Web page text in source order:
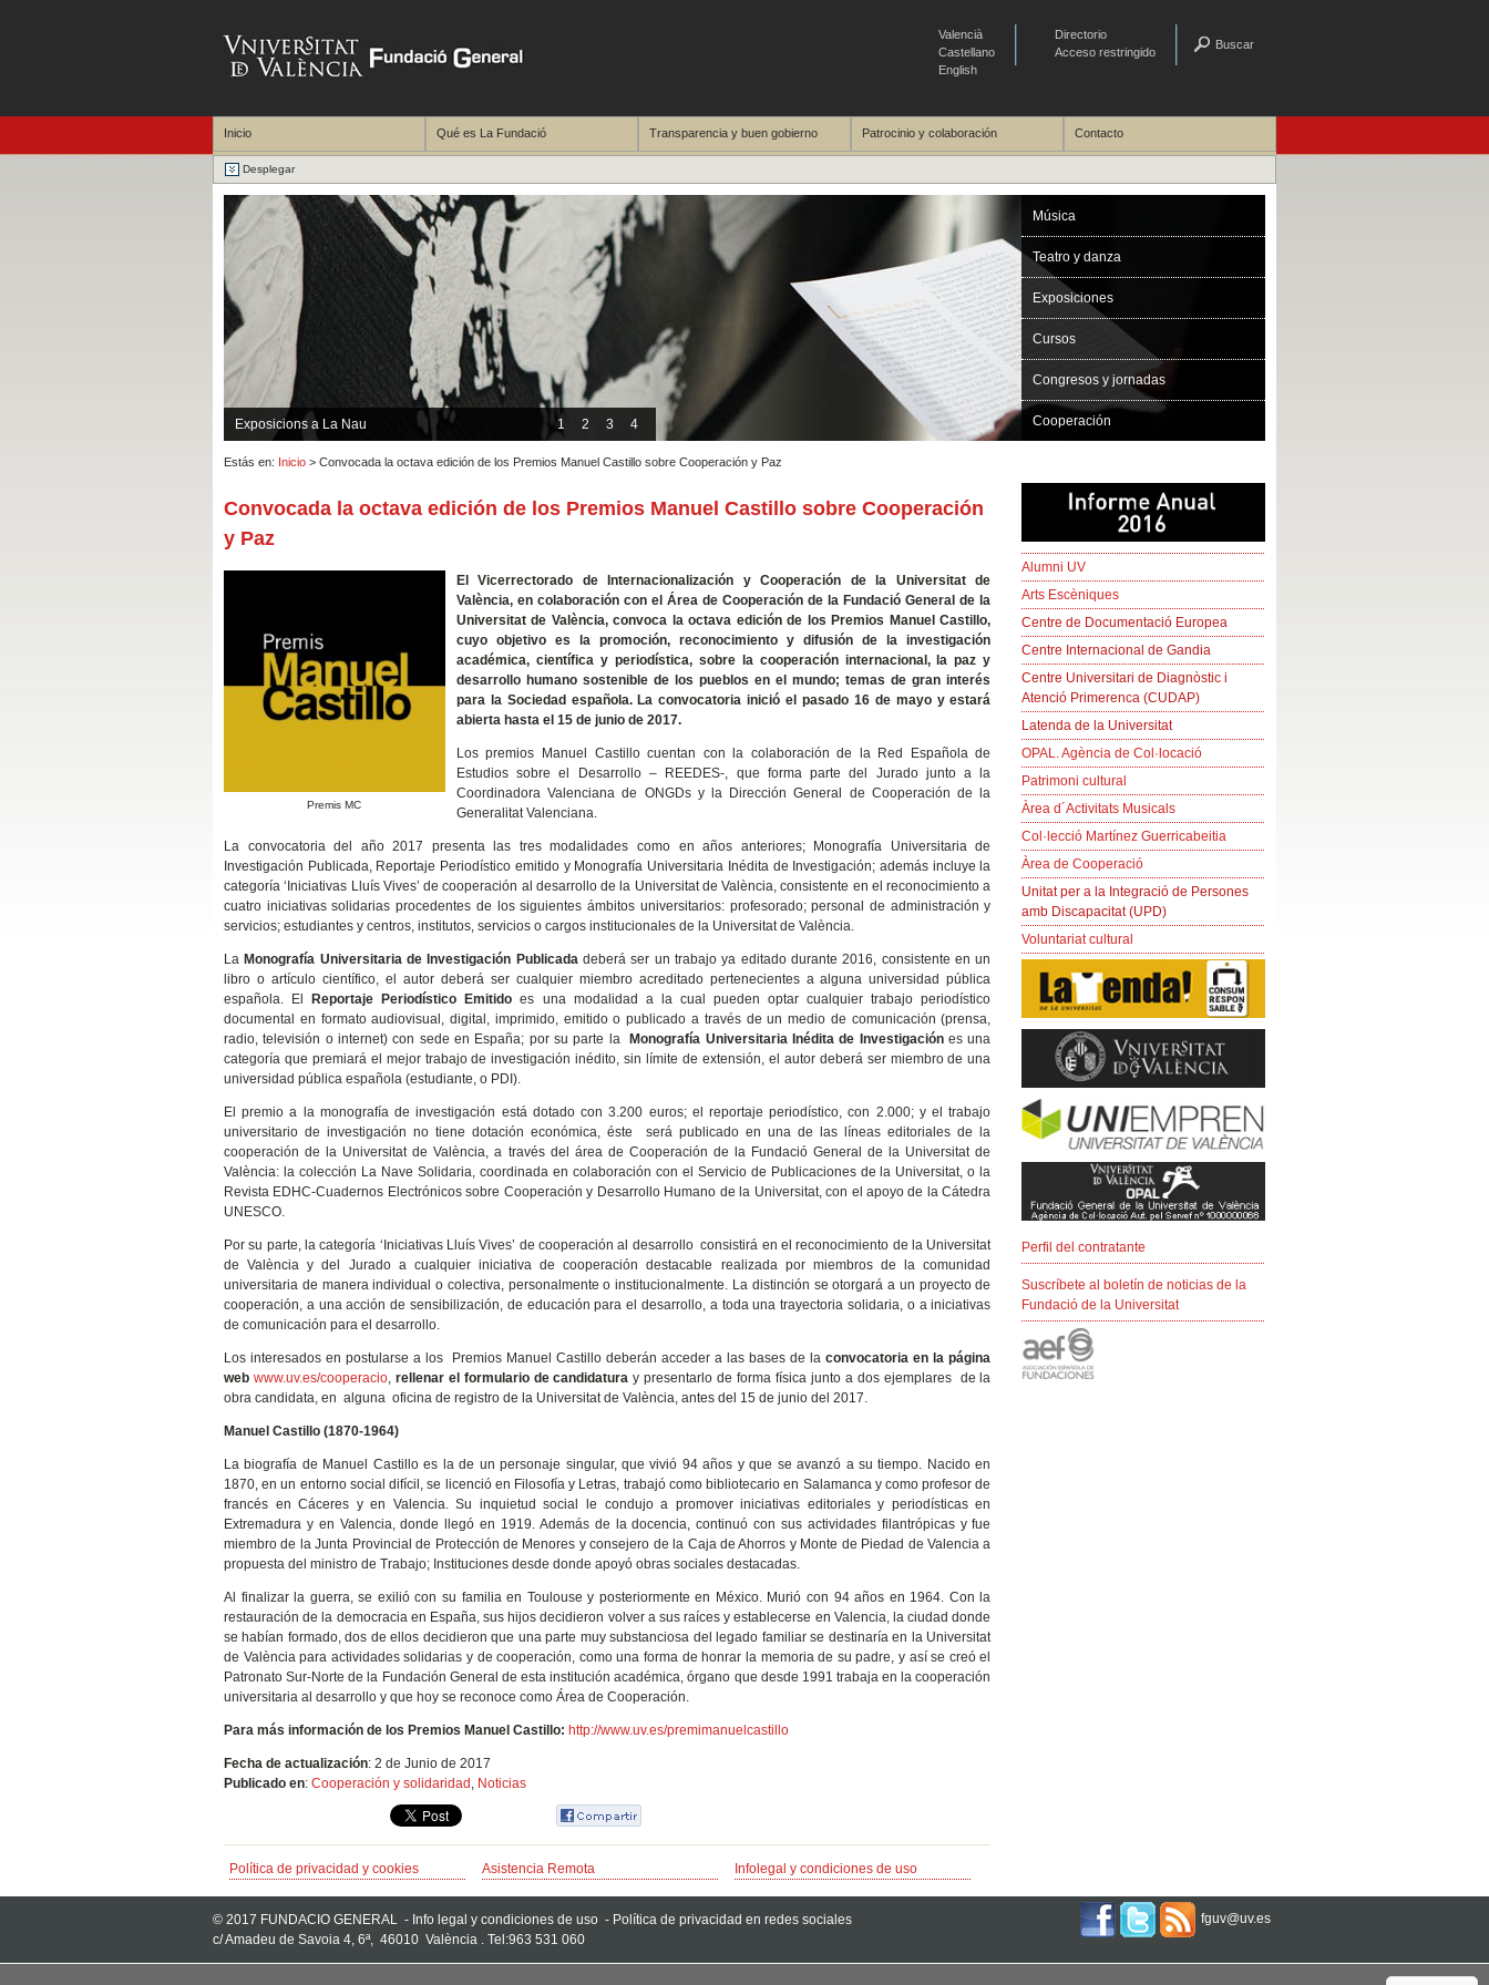
Valencià
Castellano
English
Directorio
Acceso restringido
Buscar
Inicio Qué es La Fundació Transparencia y buen gobierno Patrocinio y colaboración Contacto
Desplegar
Exposicions a La Nau 1 2 3 4
Música
Teatro y danza
Exposiciones
Cursos
Congresos y jornadas
Cooperación
Estás en: Inicio > Convocada la octava edición de los Premios Manuel Castillo sobre Cooperación y Paz
Convocada la octava edición de los Premios Manuel Castillo sobre Cooperación
y Paz
Premis MC
El Vicerrectorado de Internacionalización y Cooperación de la Universitat de
València, en colaboración con el Área de Cooperación de la Fundació General de la
Universitat de València, convoca la octava edición de los Premios Manuel Castillo,
cuyo objetivo es la promoción, reconocimiento y difusión de la investigación
académica, científica y periodística, sobre la cooperación internacional, la paz y
desarrollo humano sostenible de los pueblos en el mundo; temas de gran interés
para la Sociedad española. La convocatoria inició el pasado 16 de mayo y estará
abierta hasta el 15 de junio de 2017.
Los premios Manuel Castillo cuentan con la colaboración de la Red Española de
Estudios sobre el Desarrollo – REEDES-, que forma parte del Jurado junto a la
Coordinadora Valenciana de ONGDs y la Dirección General de Cooperación de la
Generalitat Valenciana.
La convocatoria del año 2017 presenta las tres modalidades como en años anteriores; Monografía Universitaria de
Investigación Publicada, Reportaje Periodístico emitido y Monografía Universitaria Inédita de Investigación; además incluye la
categoría ‘Iniciativas Lluís Vives’ de cooperación al desarrollo de la Universitat de València, consistente en el reconocimiento a
cuatro iniciativas solidarias procedentes de los siguientes ámbitos universitarios: profesorado; personal de administración y
servicios; estudiantes y centros, institutos, servicios o cargos institucionales de la Universitat de València.
LaMonografía Universitaria de Investigación Publicadadeberá ser un trabajo ya editado durante 2016, consistente en un
libro o artículo científico, el autor deberá ser cualquier miembro acreditado pertenecientes a alguna universidad pública
española. ElReportaje Periodístico Emitido es una modalidad a la cual pueden optar cualquier trabajo periodístico
documental en formato audiovisual, digital, imprimido, emitido o publicado a través de un medio de comunicación (prensa,
radio, televisión o internet) con sede en España; por su parte laMonografía Universitaria Inédita de Investigaciónes una
categoría que premiará el mejor trabajo de investigación inédito, sin límite de extensión, el autor deberá ser miembro de una
universidad pública española (estudiante, o PDI).
El premio a la monografía de investigación está dotado con 3.200 euros; el reportaje periodístico, con 2.000; y el trabajo
universitario de investigación no tiene dotación económica, éste será publicado en una de las líneas editoriales de la
cooperación de la Universitat de València, a través del área de Cooperación de la Fundació General de la Universitat de
València: la colección La Nave Solidaria, coordinada en colaboración con el Servicio de Publicaciones de la Universitat, o la
Revista EDHC-Cuadernos Electrónicos sobre Cooperación y Desarrollo Humano de la Universitat, con el apoyo de la Cátedra
UNESCO.
Por su parte, la categoría ‘Iniciativas Lluís Vives’ de cooperación al desarrollo consistirá en el reconocimiento de la Universitat
de València y del Jurado a cualquier iniciativa de cooperación destacable realizada por miembros de la comunidad
universitaria de manera individual o colectiva, personalmente o institucionalmente. La distinción se otorgará a un proyecto de
cooperación, a una acción de sensibilización, de educación para el desarrollo, a toda una trayectoria solidaria, o a iniciativas
de comunicación para el desarrollo.
Los interesados en postularse a los Premios Manuel Castillo deberán acceder a las bases de laconvocatoria en la página
web www.uv.es/cooperacio, rellenar el formulario de candidatura y presentarlo de forma física junto a dos ejemplares de la
obra candidata, en alguna oficina de registro de la Universitat de València, antes del 15 de junio del 2017.
Manuel Castillo (1870-1964)
La biografía de Manuel Castillo es la de un personaje singular, que vivió 94 años y que se avanzó a su tiempo. Nacido en
1870, en un entorno social difícil, se licenció en Filosofía y Letras, trabajó como bibliotecario en Salamanca y como profesor de
francés en Cáceres y en Valencia. Su inquietud social le condujo a promover iniciativas editoriales y periodísticas en
Extremadura y en Valencia, donde llegó en 1919. Además de la docencia, continuó con sus actividades filantrópicas y fue
miembro de la Junta Provincial de Protección de Menores y consejero de la Caja de Ahorros y Monte de Piedad de Valencia a
propuesta del ministro de Trabajo; Instituciones desde donde apoyó obras sociales destacadas.
Al finalizar la guerra, se exilió con su familia en Toulouse y posteriormente en México. Murió con 94 años en 1964. Con la
restauración de la democracia en España, sus hijos decidieron volver a sus raíces y establecerse en Valencia, la ciudad donde
se habían formado, dos de ellos decidieron que una parte muy substanciosa del legado familiar se destinaría en la Universitat
de València para actividades solidarias y de cooperación, como una forma de honrar la memoria de su padre, y así se creó el
Patronato Sur-Norte de la Fundación General de esta institución académica, órgano que desde 1991 trabaja en la cooperación
universitaria al desarrollo y que hoy se reconoce como Área de Cooperación.
Para más información de los Premios Manuel Castillo: http://www.uv.es/premimanuelcastillo
Fecha de actualización: 2 de Junio de 2017
Publicado en: Cooperación y solidaridad, Noticias
Alumni UV
Arts Escèniques
Centre de Documentació Europea
Centre Internacional de Gandia
Centre Universitari de Diagnòstic i
Atenció Primerenca (CUDAP)
Latenda de la Universitat
OPAL. Agència de Col·locació
Patrimoni cultural
Àrea d´Activitats Musicals
Col·lecció Martínez Guerricabeitia
Àrea de Cooperació
Unitat per a la Integració de Persones
amb Discapacitat (UPD)
Voluntariat cultural
Perfil del contratante
Suscríbete al boletín de noticias de la
Fundació de la Universitat
Política de privacidad y cookies Asistencia Remota Infolegal y condiciones de uso
© 2017 FUNDACIO GENERAL - Info legal y condiciones de uso - Política de privacidad en redes sociales
c/ Amadeu de Savoia 4, 6ª, 46010 València . Tel:963 531 060
fguv@uv.es